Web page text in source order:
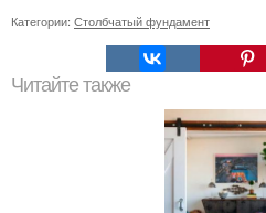
Категории: Столбчатый фундамент
Читайте также